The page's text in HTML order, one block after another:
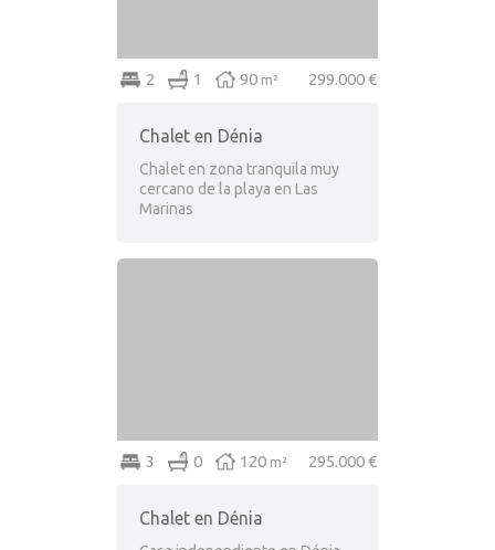
2 1 90 m² 299.000 €
Chalet en Dénia
Chalet en zona tranquila muy
cercano de la playa en Las
Marinas
3 0 120 m² 295.000 €
Chalet en Dénia